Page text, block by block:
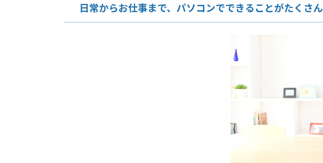
日常からお仕事まで、パソコンでできることがたくさん